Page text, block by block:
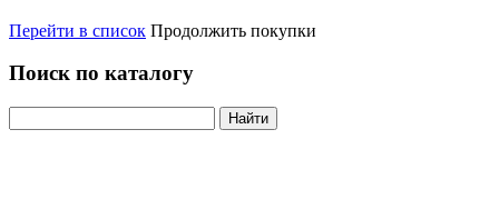
Перейти в список Продолжить покупки
Поиск по каталогу
Найти